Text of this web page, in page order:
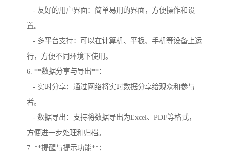
- 友好的用户界面：简单易用的界面，方便操作和设
置。
- 多平台支持：可以在计算机、平板、手机等设备上运
行，方便不同环境下使用。
6. **数据分享与导出**：
- 实时分享：通过网络将实时数据分享给观众和参与
者。
- 数据导出：支持将数据导出为Excel、PDF等格式，
方便进一步处理和归档。
7. **提醒与提示功能**：